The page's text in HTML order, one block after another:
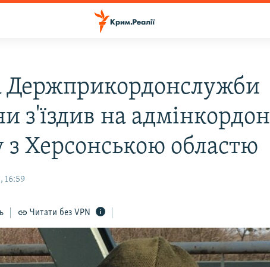
Держприкордонслужби
з'їздив на адмінкордон
Херсонською областю
16:59
Читати без VPN